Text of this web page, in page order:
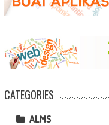
CATEGORIES
ALMS